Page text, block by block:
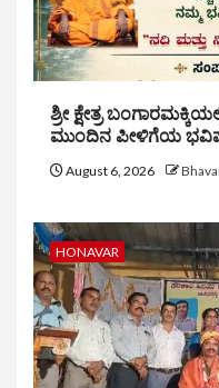
ಶ್ರೀ ಕ್ಷೇತ್ರ
ಮುಂದಿನ ಪೀಳಿಗೆಯ
August 6, 2026
HONAVAR